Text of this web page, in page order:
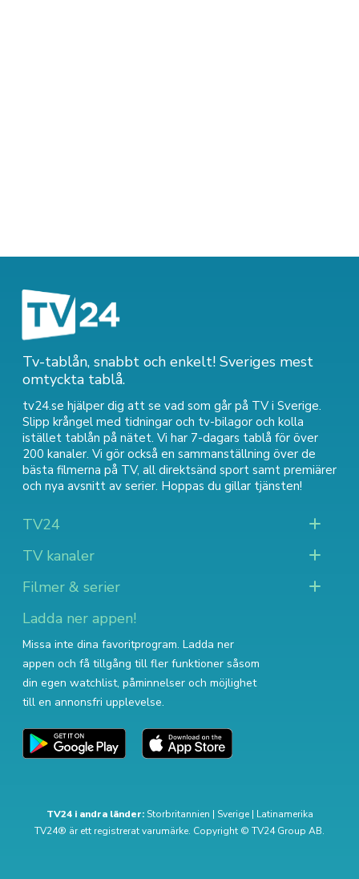
Tv-tablån, snabbt och enkelt! Sveriges mest
omtyckta tablå.
tv24.se hjälper dig att se vad som går på TV i Sverige.
Slipp krångel med tidningar och tv-bilagor och kolla
istället tablån på nätet. Vi har 7-dagars tablå för över
200 kanaler. Vi gör också en sammanställning över de
bästa filmerna på TV, all direktsänd sport samt premiärer
och nya avsnitt av serier. Hoppas du gillar tjänsten!
TV24
TV kanaler
Filmer & serier
Ladda ner appen!
Missa inte dina favoritprogram. Ladda ner
appen och få tillgång till fler funktioner såsom
din egen watchlist, påminnelser och möjlighet
till en annonsfri upplevelse.
TV24 i andra länder: Storbritannien | Sverige| Latinamerika
TV24® är ett registrerat varumärke. Copyright © TV24 Group AB.